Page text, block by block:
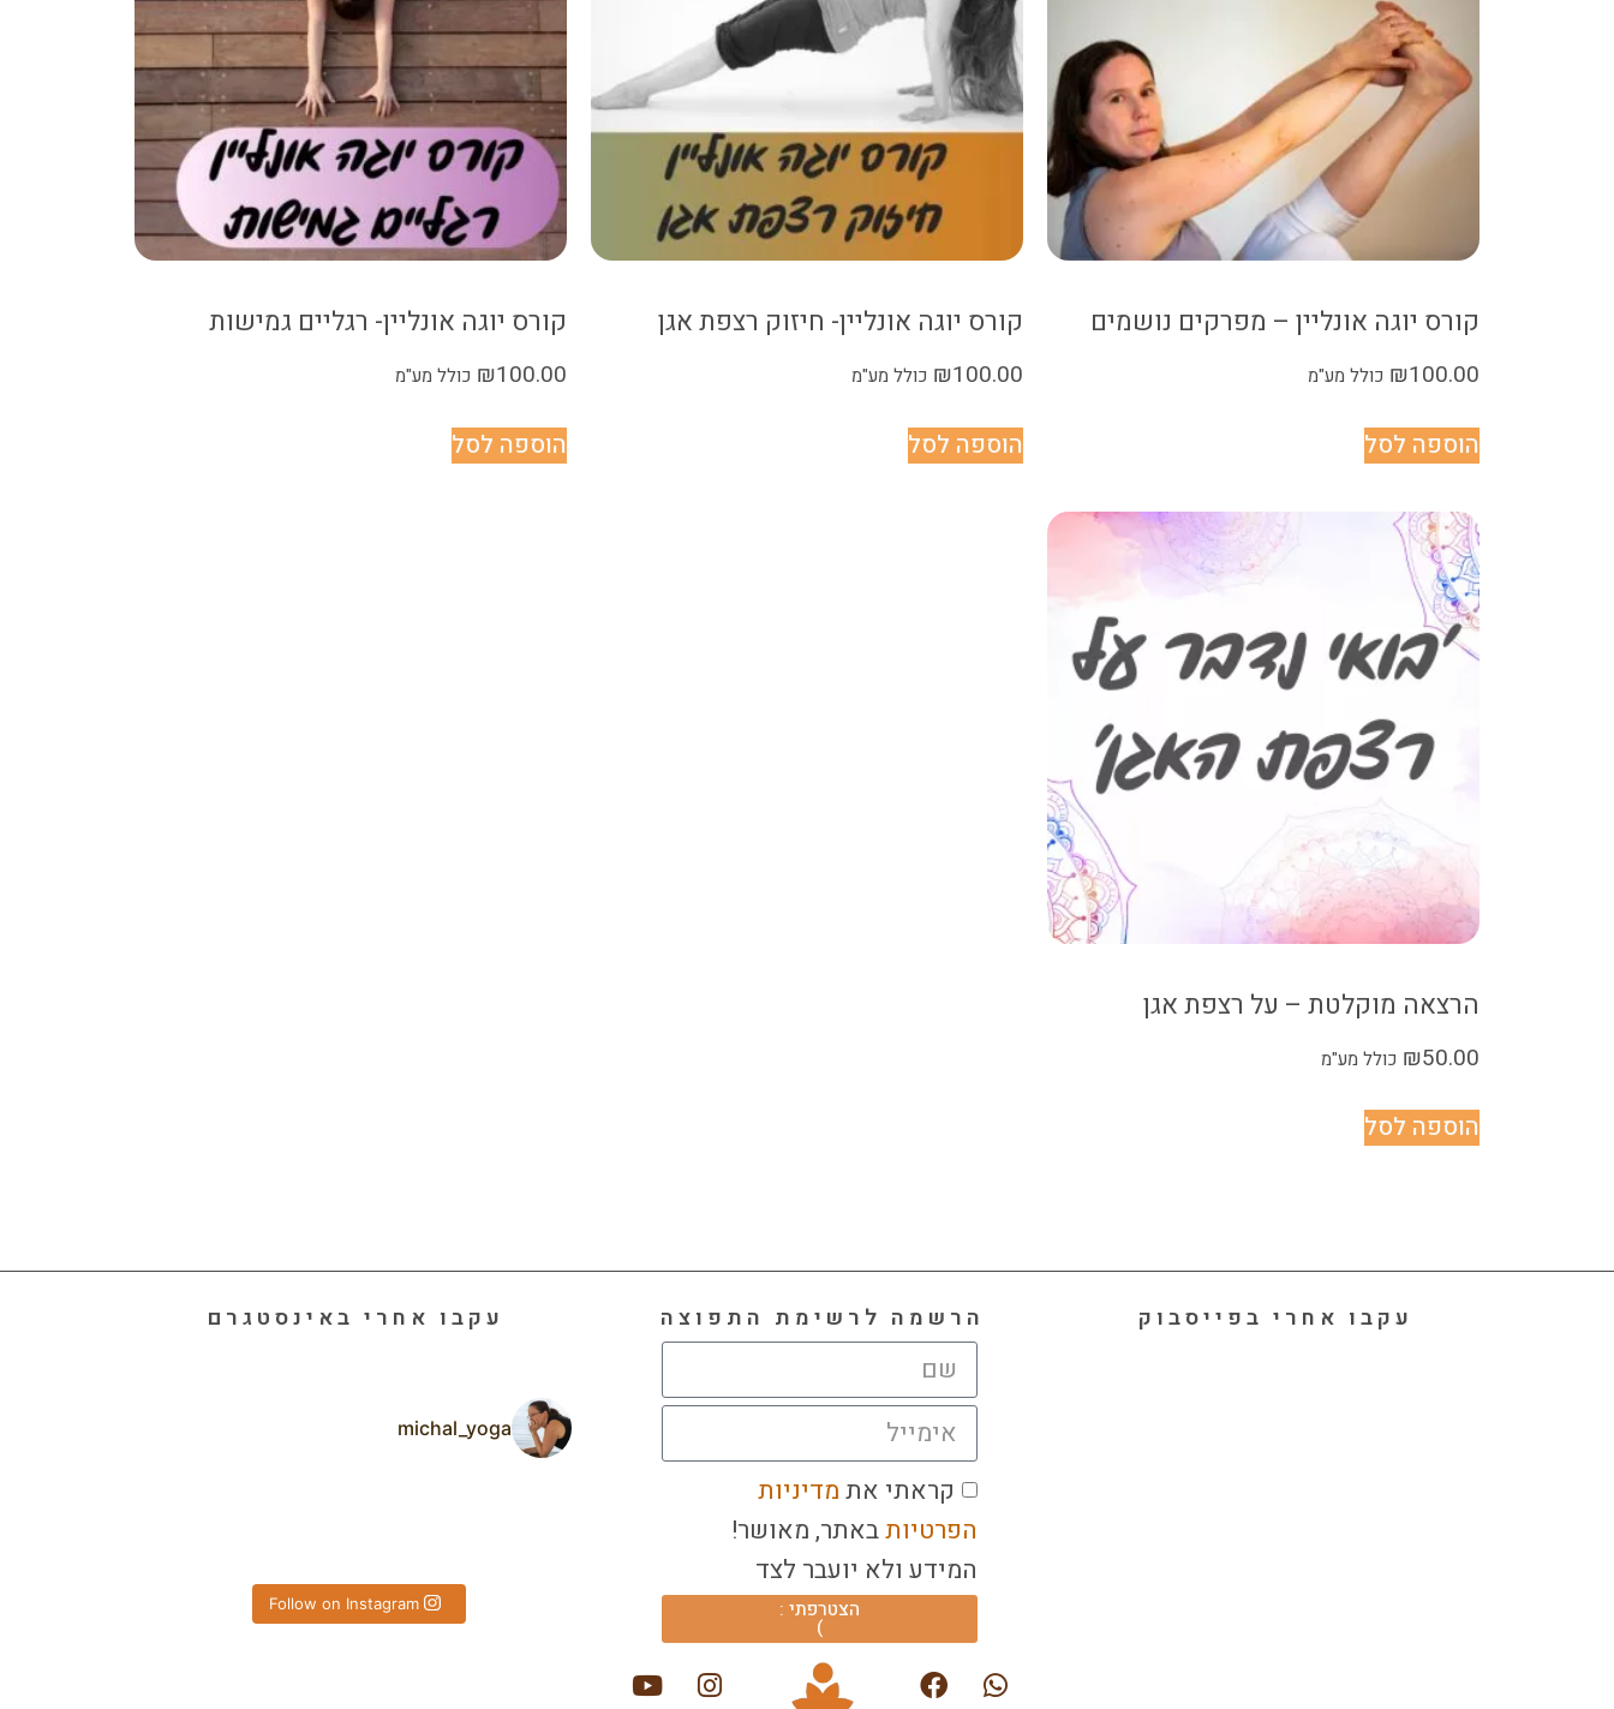
קורס יוגה אונליין – מפרקים נושמים
₪100.00 כולל מע"מ
הוספה לסל
קורס יוגה אונליין- חיזוק רצפת אגן
₪100.00 כולל מע"מ
הוספה לסל
קורס יוגה אונליין- רגליים גמישות
₪100.00 כולל מע"מ
הוספה לסל
הרצאה מוקלטת – על רצפת אגן
₪50.00 כולל מע"מ
הוספה לסל
עקבו אחרי בפייסבוק הרשמה לרשימת התפוצה
קראתי אתמדיניות
הפרטיותבאתר, מאושר!
המידע ולא יועבר לצד
הצטרפתי :
)
עקבו אחרי באינסטגרם
michal_yoga
מהי יוגה תרפיה? הרי כל יוגה במהותה אמורה להיות תר
רודוס ביבנגליה, רביצה במים וחתולים זה עיקרי החופשה
אחד מהעקרונות של לימודי יוגה תרפיה בקורס ההוויה כש
Follow on Instagram